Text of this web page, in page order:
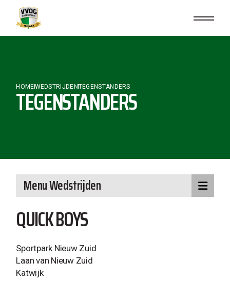
content
HOMEWEDSTRIJDEN TEGENSTANDERS
TEGENSTANDERS
QUICK BOYS
Sportpark Nieuw Zuid
Laan van Nieuw Zuid
Katwijk
Menu Wedstrijden